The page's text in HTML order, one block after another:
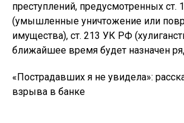
преступлений, предусмотренных
(умышленные уничтожение или
имущества), ст. 213 УК РФ
ближайшее время будет назначен
«Пострадавших я не увидела»:
взрыва в банке